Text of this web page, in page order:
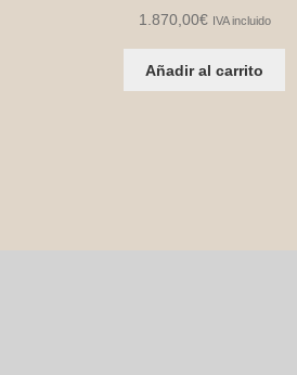
1.870,00€ IVA incluido
Añadir al carrito